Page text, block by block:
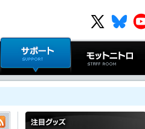
サポート モットニトロ